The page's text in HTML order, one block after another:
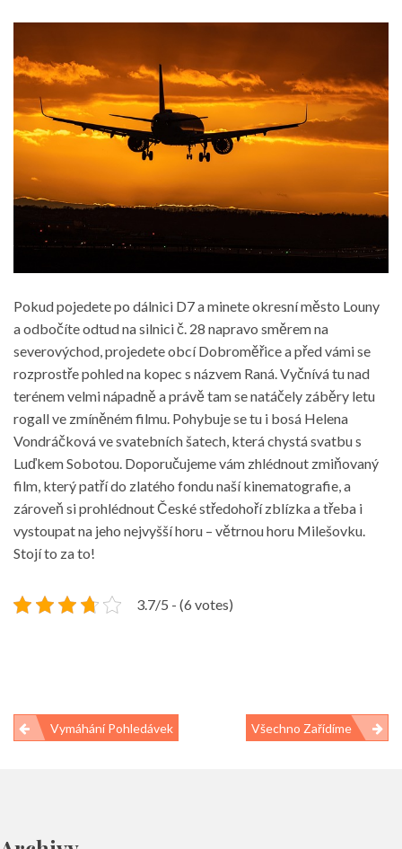
Pokud pojedete po dálnici D7 a minete okresní město Louny
a odbočíte odtud na silnici č. 28 napravo směrem na
severovýchod, projedete obcí Dobroměřice a před vámi se
rozprostře pohled na kopec s názvem Raná. Vyčnívá tu nad
terénem velmi nápadně a právě tam se natáčely záběry letu
rogall ve zmíněném filmu. Pohybuje se tu i bosá Helena
Vondráčková ve svatebních šatech, která chystá svatbu s
Luďkem Sobotou. Doporučujeme vám zhlédnout zmiňovaný
film, který patří do zlatého fondu naší kinematografie, a
zároveň si prohlédnout České středohoří zblízka a třeba i
vystoupat na jeho nejvyšší horu – větrnou horu Milešovku.
Stojí to za to!
3.7/5 - (6 votes)
Navigace
Vymáhání Pohledávek Všechno Zařídíme